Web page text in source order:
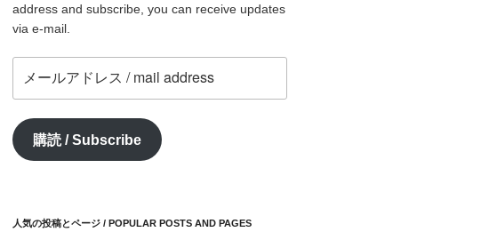
address and subscribe, you can receive updates
via e-mail.
ア
ド
mail
購読 / Subscribe
人気の投稿とページ / POPULAR POSTS AND PAGES